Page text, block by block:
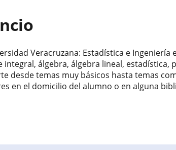
Veracruzana: Estadística e Ingeniería
integral, álgebra, álgebra lineal, estadística,
desde temas muy básicos hasta temas
en el domicilio del alumno o en alguna